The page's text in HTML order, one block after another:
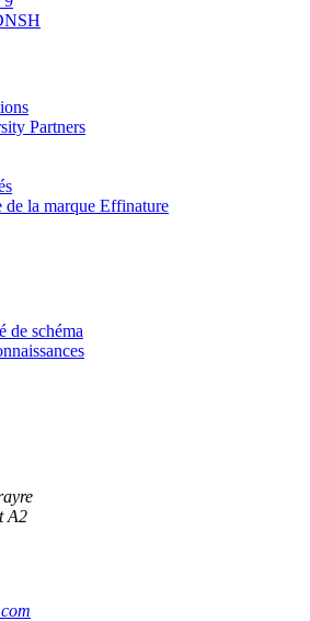
Partners
de la marque Effinature
de schéma
A2